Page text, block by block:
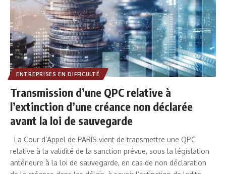
ENTREPRISES EN DIFFICULTÉ
Transmission d’une QPC relative à
l’extinction d’une créance non déclarée
avant la loi de sauvegarde
La Cour d’Appel de PARIS vient de transmettre une QPC
relative à la validité de la sanction prévue, sous la législation
antérieure à la loi de sauvegarde, en cas de non déclaration